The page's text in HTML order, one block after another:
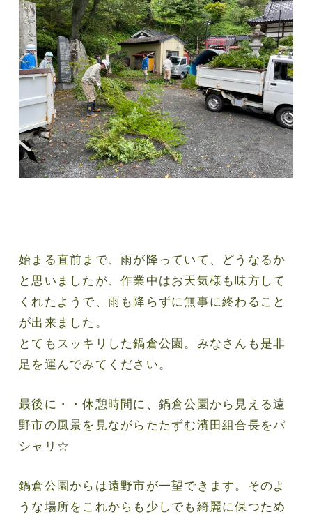
始まる直前まで、雨が降っていて、どうなるか
と思いましたが、作業中はお天気様も味方して
くれたようで、雨も降らずに無事に終わること
が出来ました。
とてもスッキリした鍋倉公園。みなさんも是非
足を運んでみてください。
最後に・・休憩時間に、鍋倉公園から見える遠
野市の風景を見ながらたたずむ濱田組合長をパ
シャリ☆
鍋倉公園からは遠野市が一望できます。そのよ
うな場所をこれからも少しでも綺麗に保つため